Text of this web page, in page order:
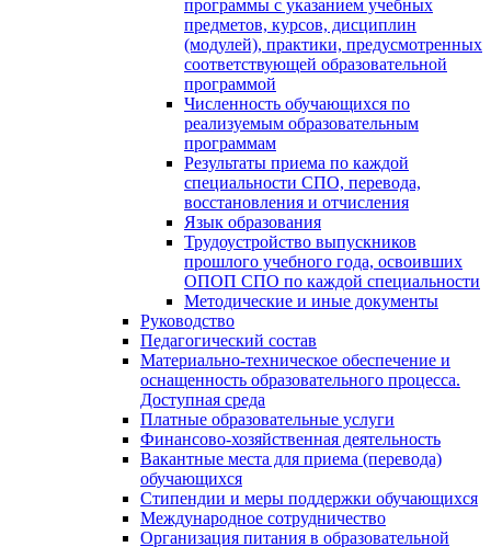
программы с указанием учебных
предметов, курсов, дисциплин
(модулей), практики, предусмотренных
соответствующей образовательной
программой
Численность обучающихся по
реализуемым образовательным
программам
Результаты приема по каждой
специальности СПО, перевода,
восстановления и отчисления
Язык образования
Трудоустройство выпускников
прошлого учебного года, освоивших
ОПОП СПО по каждой специальности
Методические и иные документы
Руководство
Педагогический состав
Материально-техническое обеспечение и
оснащенность образовательного процесса.
Доступная среда
Платные образовательные услуги
Финансово-хозяйственная деятельность
Вакантные места для приема (перевода)
обучающихся
Стипендии и меры поддержки обучающихся
Международное сотрудничество
Организация питания в образовательной